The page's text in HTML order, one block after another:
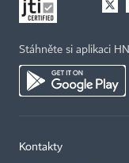
Stáhněte si aplikaci HN
Kontakty